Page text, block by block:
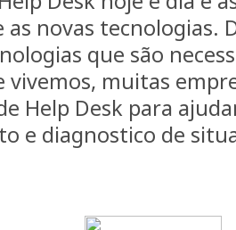
novas tecnologias.
que são
vivemos, muitas
Help Desk para
e diagnostico de